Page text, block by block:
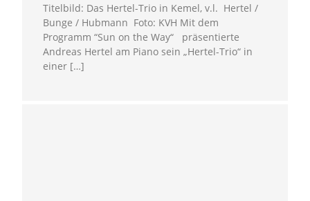
Titelbild: Das Hertel-Trio in Kemel, v.l. Hertel /
Bunge / Hubmann Foto: KVH Mit dem
Programm “Sun on the Way“ präsentierte
Andreas Hertel am Piano sein „Hertel-Trio“ in
einer […]